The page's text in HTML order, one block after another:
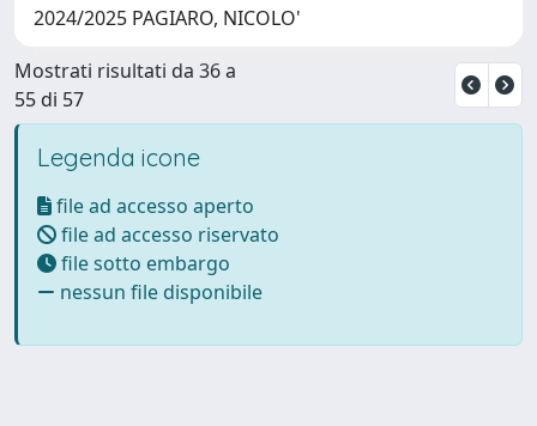
2024/2025 PAGIARO, NICOLO'
Mostrati risultati da 36 a
55 di 57
Legenda icone
file ad accesso aperto
file ad accesso riservato
file sotto embargo
nessun file disponibile